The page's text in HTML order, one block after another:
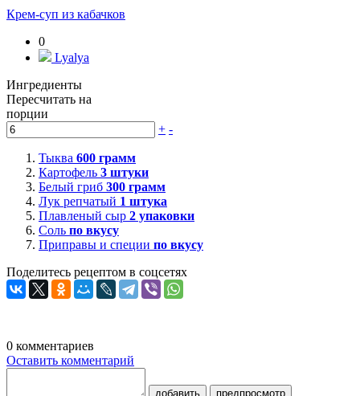
Крем-суп из кабачков
0
Lyalya
Ингредиенты
Пересчитать на
порции
+ -
Тыква 600 грамм
Картофель 3 штуки
Белый гриб 300 грамм
Лук репчатый 1 штука
Плавленый сыр 2 упаковки
Соль по вкусу
Приправы и специи по вкусу
Поделитесь рецептом в соцсетях
0 комментариев
Оставить комментарий
добавить предпросмотр